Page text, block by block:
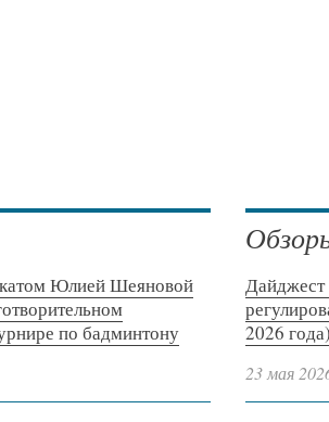
Юлией Шеяновой
по бадминтону
Дайджест
2026
23 мая